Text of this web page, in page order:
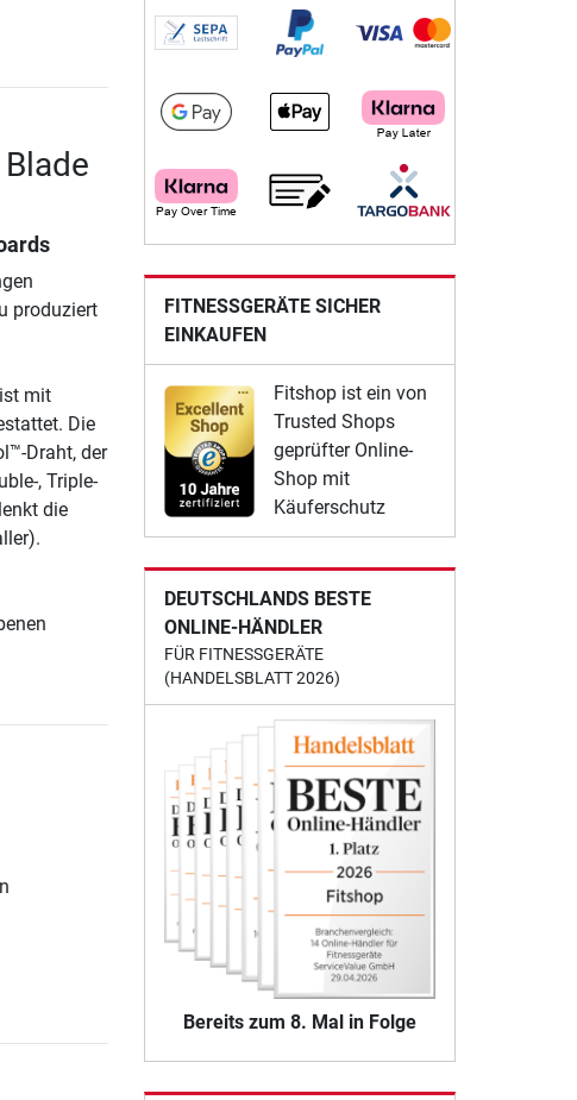
produziert
mit
Die
Draht, der
, Triple-
die
FITNESSGERÄTE SICHER
EINKAUFEN
Fitshop ist ein von
Trusted Shops
geprüfter Online-
Shop mit
Käuferschutz
DEUTSCHLANDS BESTE
ONLINE-HÄNDLER
FÜR FITNESSGERÄTE
(HANDELSBLATT 2026)
Bereits zum 8. Mal in Folge